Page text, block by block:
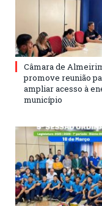
Câmara de
promove reunião
ampliar acesso à
município